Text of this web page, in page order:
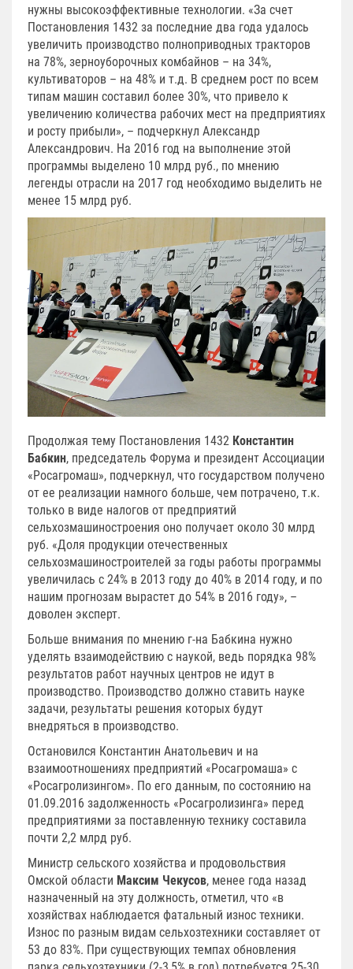
нужны высокоэффективные технологии. «За счет
Постановления 1432 за последние два года удалось
увеличить производство полноприводных тракторов
на 78%, зерноуборочных комбайнов – на 34%,
культиваторов – на 48% и т.д. В среднем рост по всем
типам машин составил более 30%, что привело к
увеличению количества рабочих мест на предприятиях
и росту прибыли», – подчеркнул Александр
Александрович. На 2016 год на выполнение этой
программы выделено 10 млрд руб., по мнению
легенды отрасли на 2017 год необходимо выделить не
менее 15 млрд руб.
Продолжая тему Постановления 1432 Константин
Бабкин, председатель Форума и президент Ассоциации
«Росагромаш», подчеркнул, что государством получено
от ее реализации намного больше, чем потрачено, т.к.
только в виде налогов от предприятий
сельхозмашиностроения оно получает около 30 млрд
руб. «Доля продукции отечественных
сельхозмашиностроителей за годы работы программы
увеличилась с 24% в 2013 году до 40% в 2014 году, и по
нашим прогнозам вырастет до 54% в 2016 году», –
доволен эксперт.
Больше внимания по мнению г-на Бабкина нужно
уделять взаимодействию с наукой, ведь порядка 98%
результатов работ научных центров не идут в
производство. Производство должно ставить науке
задачи, результаты решения которых будут
внедряться в производство.
Остановился Константин Анатольевич и на
взаимоотношениях предприятий «Росагромаша» с
«Росагролизингом». По его данным, по состоянию на
01.09.2016 задолженность «Росагролизинга» перед
предприятиями за поставленную технику составила
почти 2,2 млрд руб.
Министр сельского хозяйства и продовольствия
Омской области Максим Чекусов, менее года назад
назначенный на эту должность, отметил, что «в
хозяйствах наблюдается фатальный износ техники.
Износ по разным видам сельхозтехники составляет от
53 до 83%. При существующих темпах обновления